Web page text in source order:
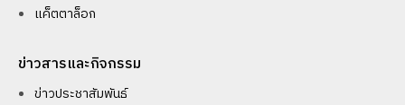
แค็ตตาล็อก
ข่าวสารและกิจกรรม
ข่าวประชาสัมพันธ์